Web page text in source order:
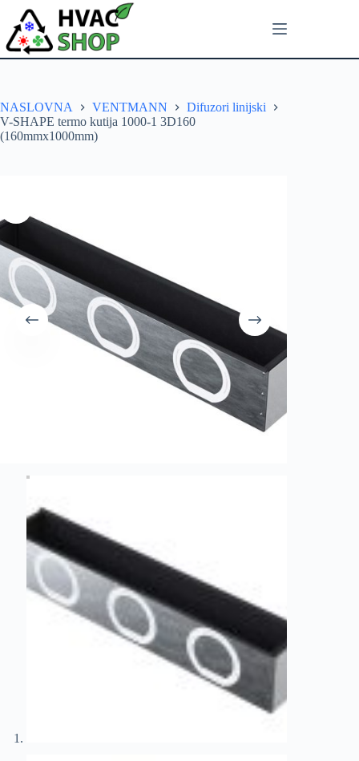
NASLOVNA VENTMANN
Difuzori linijski
V-SHAPE termo kutija 1000-1 3D160
(160mmx1000mm)